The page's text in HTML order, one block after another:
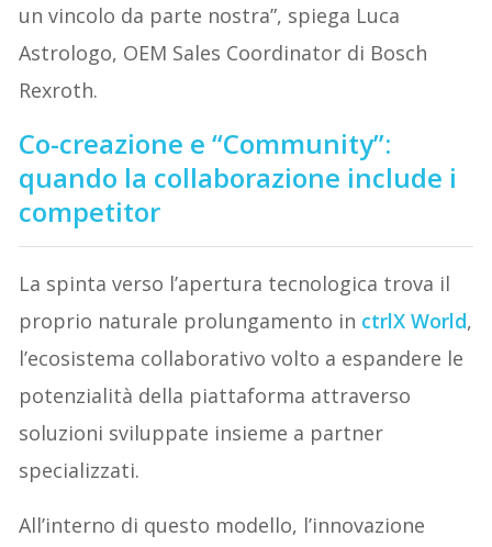
un vincolo da parte nostra”, spiega Luca
Astrologo, OEM Sales Coordinator di Bosch
Rexroth.
Co-creazione e “Community”:
quando la collaborazione include i
competitor
La spinta verso l’apertura tecnologica trova il
proprio naturale prolungamento in ctrlX World,
l’ecosistema collaborativo volto a espandere le
potenzialità della piattaforma attraverso
soluzioni sviluppate insieme a partner
specializzati.
All’interno di questo modello, l’innovazione